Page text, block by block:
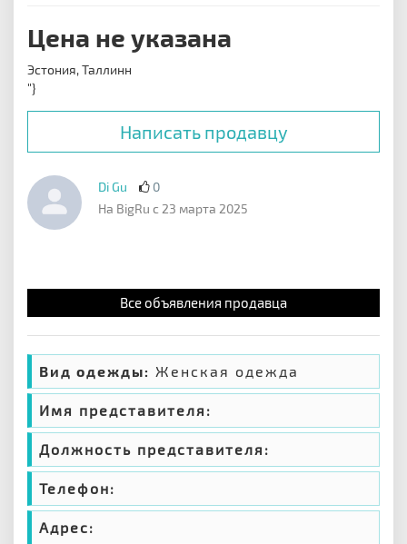
Цена не указана
Эстония, Таллинн
"}
Написать продавцу
Di Gu
0
На BigRu с 23 марта 2025
Все объявления продавца
Вид одежды: Женская одежда
Имя представителя:
Должность представителя:
Телефон:
Адрес: